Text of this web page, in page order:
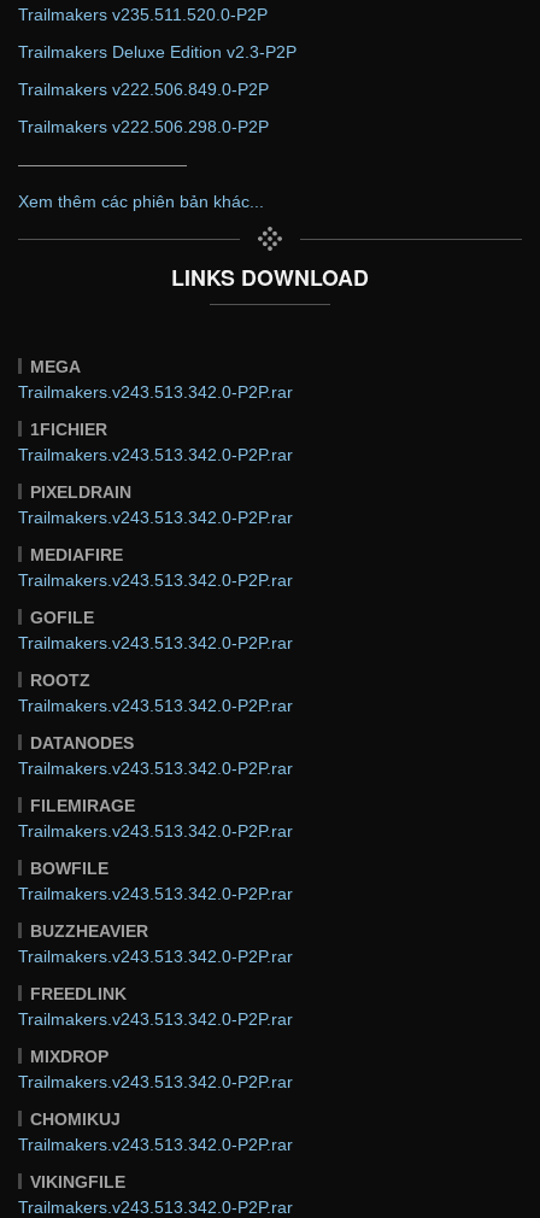
Trailmakers v235.511.520.0-P2P
Trailmakers Deluxe Edition v2.3-P2P
Trailmakers v222.506.849.0-P2P
Trailmakers v222.506.298.0-P2P
——————————
Xem thêm các phiên bản khác...
LINKS DOWNLOAD
MEGA
Trailmakers.v243.513.342.0-P2P.rar
1FICHIER
Trailmakers.v243.513.342.0-P2P.rar
PIXELDRAIN
Trailmakers.v243.513.342.0-P2P.rar
MEDIAFIRE
Trailmakers.v243.513.342.0-P2P.rar
GOFILE
Trailmakers.v243.513.342.0-P2P.rar
ROOTZ
Trailmakers.v243.513.342.0-P2P.rar
DATANODES
Trailmakers.v243.513.342.0-P2P.rar
FILEMIRAGE
Trailmakers.v243.513.342.0-P2P.rar
BOWFILE
Trailmakers.v243.513.342.0-P2P.rar
BUZZHEAVIER
Trailmakers.v243.513.342.0-P2P.rar
FREEDLINK
Trailmakers.v243.513.342.0-P2P.rar
MIXDROP
Trailmakers.v243.513.342.0-P2P.rar
CHOMIKUJ
Trailmakers.v243.513.342.0-P2P.rar
VIKINGFILE
Trailmakers.v243.513.342.0-P2P.rar